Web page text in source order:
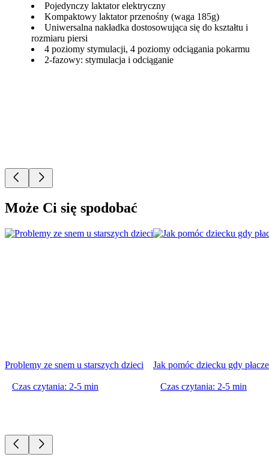
Pojedynczy laktator elektryczny
Kompaktowy laktator przenośny (waga 185g)
Uniwersalna nakładka dostosowująca się do kształtu i
rozmiaru piersi
4 poziomy stymulacji, 4 poziomy odciągania pokarmu
2-fazowy: stymulacja i odciąganie
Może Ci się spodobać
Problemy ze snem u starszych dzieci
Czas czytania: 2-5 min
Jak pomóc dziecku gdy
Czas czytania: 2-5 min